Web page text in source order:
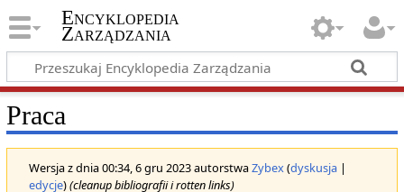
Encyklopedia
Zarządzania
Praca
Wersja z dnia 00:34, 6 gru 2023 autorstwaZybex(dyskusja|
edycje)(cleanup bibliografii i rotten links)